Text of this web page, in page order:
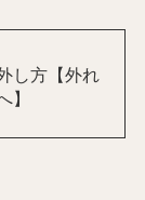
し方【外れ
】